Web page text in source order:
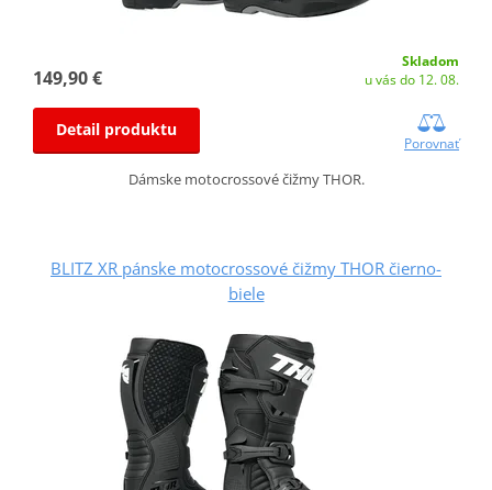
149,90 €
Skladom
u vás do 12. 08.
Detail produktu
Porovnať
Dámske motocrossové čižmy THOR.
BLITZ XR pánske motocrossové čižmy THOR čierno-
biele